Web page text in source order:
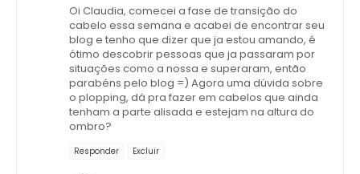
Oi Claudia, comecei a fase de transição do
cabelo essa semana e acabei de encontrar seu
blog e tenho que dizer que ja estou amando, é
ótimo descobrir pessoas que ja passaram por
situações como a nossa e superaram, então
parabéns pelo blog =) Agora uma dúvida sobre
o plopping, dá pra fazer em cabelos que ainda
tenham a parte alisada e estejam na altura do
ombro?
Responder Excluir